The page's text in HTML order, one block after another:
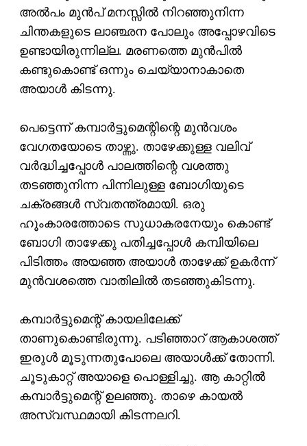
അല്‍പം മുന്‍പ് മനസ്സില്‍ നിറഞ്ഞുനിന്ന
ചിന്തകളുടെ ലാഞ്ഛന പോലും അപ്പോഴവിടെ
ഉണ്ടായിരുന്നില്ല. മരണത്തെ മുന്‍പില്‍
കണ്ടുകൊണ്ട് ഒന്നും ചെയ്യാനാകാതെ
അയാള്‍ കിടന്നു.
പെട്ടെന്ന് കമ്പാര്‍ട്ടുമെന്റിന്റെ മുന്‍വശം
വേഗതയോടെ താഴ്ന്നു. താഴേക്കുള്ള വലിവ്
വര്‍ദ്ധിച്ചപ്പോള്‍ പാലത്തിന്റെ വശത്തു
തടഞ്ഞുനിന്ന പിന്നിലുള്ള ബോഗിയുടെ
ചക്രങ്ങള്‍ സ്വതന്ത്രമായി. ഒരു
ഹൂംകാരത്തോടെ സുധാകരനേയും കൊണ്ട്
ബോഗി താഴേക്കു പതിച്ചപ്പോള്‍ കമ്പിയിലെ
പിടിത്തം അയഞ്ഞ അയാള്‍ താഴേക്ക് ഉകര്‍ന്ന്
മുന്‍വശത്തെ വാതിലില്‍ തടഞ്ഞുകിടന്നു.
കമ്പാര്‍ട്ടുമെന്റ് കായലിലേക്ക്
താണുകൊണ്ടിരുന്നു. പടിഞ്ഞാറ് ആകാശത്ത്
ഇരുള്‍ മൂടുന്നതുപോലെ അയാള്‍ക്ക് തോന്നി.
ചൂടുകാറ്റ് അയാളെ പൊള്ളിച്ചു. ആ കാറ്റില്‍
കമ്പാര്‍ട്ടുമെന്റ് ഉലഞ്ഞു. താഴെ കായല്‍
അസ്വസ്ഥമായി കിടന്നലറി.